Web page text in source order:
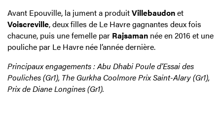
Avant Epouville, la jument a produitVillebaudonet
Voiscreville, deux filles de Le Havre gagnantes deux fois
chacune, puis une femelle par Rajsaman née en 2016 et une
pouliche par Le Havre née l’année dernière.
Principaux engagements : Abu Dhabi Poule d’Essai des
Pouliches (Gr1), The Gurkha Coolmore Prix Saint-Alary (Gr1),
Prix de Diane Longines (Gr1).